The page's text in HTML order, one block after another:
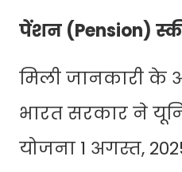
पेंशन (Pension)
मिली जानकारी के
भारत सरकार ने
योजना 1 अगस्त,